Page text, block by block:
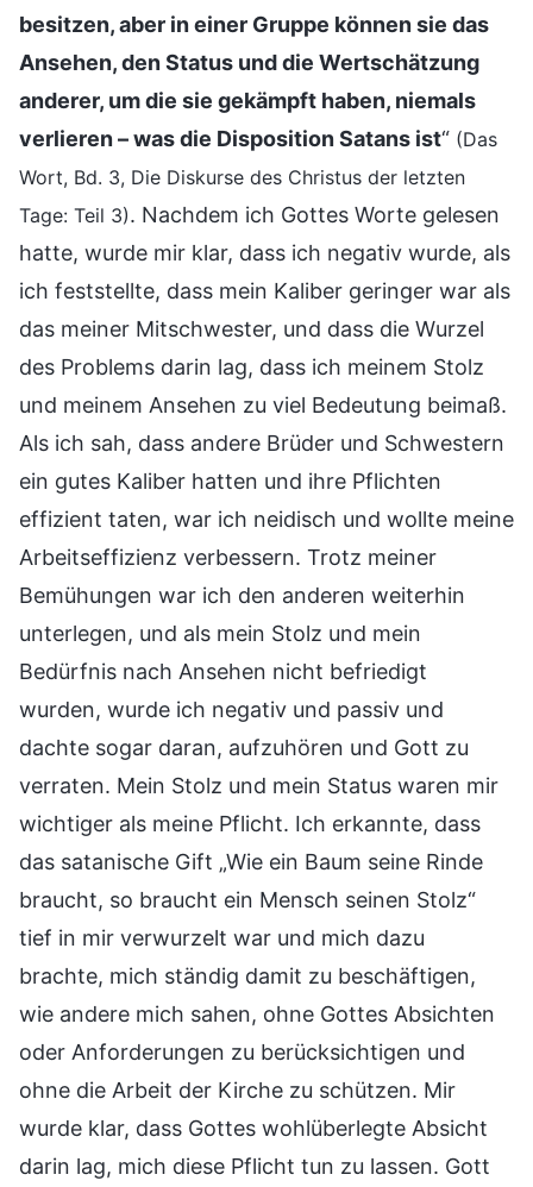
besitzen, aber in einer Gruppe können sie das
Ansehen, den Status und die Wertschätzung
anderer, um die sie gekämpft haben, niemals
verlieren – was die Disposition Satans ist“ (Das
Wort, Bd. 3, Die Diskurse des Christus der letzten
Tage: Teil 3). Nachdem ich Gottes Worte gelesen
hatte, wurde mir klar, dass ich negativ wurde, als
ich feststellte, dass mein Kaliber geringer war als
das meiner Mitschwester, und dass die Wurzel
des Problems darin lag, dass ich meinem Stolz
und meinem Ansehen zu viel Bedeutung beimaß.
Als ich sah, dass andere Brüder und Schwestern
ein gutes Kaliber hatten und ihre Pflichten
effizient taten, war ich neidisch und wollte meine
Arbeitseffizienz verbessern. Trotz meiner
Bemühungen war ich den anderen weiterhin
unterlegen, und als mein Stolz und mein
Bedürfnis nach Ansehen nicht befriedigt
wurden, wurde ich negativ und passiv und
dachte sogar daran, aufzuhören und Gott zu
verraten. Mein Stolz und mein Status waren mir
wichtiger als meine Pflicht. Ich erkannte, dass
das satanische Gift „Wie ein Baum seine Rinde
braucht, so braucht ein Mensch seinen Stolz“
tief in mir verwurzelt war und mich dazu
brachte, mich ständig damit zu beschäftigen,
wie andere mich sahen, ohne Gottes Absichten
oder Anforderungen zu berücksichtigen und
ohne die Arbeit der Kirche zu schützen. Mir
wurde klar, dass Gottes wohlüberlegte Absicht
darin lag, mich diese Pflicht tun zu lassen. Gott